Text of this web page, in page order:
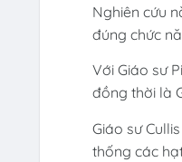
Nghiên cứu
đúng chức
Với Giáo sư
đồng thời là
Giáo sư
thống các